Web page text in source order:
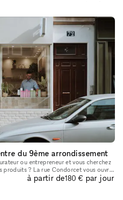
du 9ème arrondissement
ou entrepreneur et vous cherchez
produits ? La rue Condorcet vous ouvre
up au seinà partir de180 € par jour